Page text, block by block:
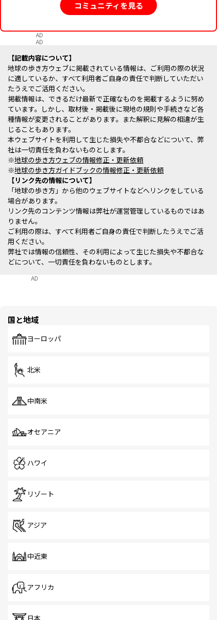
コミュニティを見る
AD
AD
記載内容について
地球の歩き方ウェブに掲載されている情報は、ご利用の際の状況
に適しているか、すべて利用者ご自身の責任で判断していただい
たうえでご活用ください。
掲載情報は、できるだけ最新で正確なものを掲載するように努め
ています。しかし、取材後・掲載後に現地の規則や手続きなど各
種情報が変更されることがあります。また解釈に見解の相違が生
じることもあります。
本ウェブサイトを利用して生じた損失や不都合などについて、弊
社は一切責任を負わないものとします。
※地球の歩き方ウェブの情報修正・更新依頼
※地球の歩き方ガイドブックの情報修正・更新依頼
リンク先の情報について
「地球の歩き方」から他のウェブサイトなどへリンクをしている
場合があります。
リンク先のコンテンツ情報は弊社が運営管理しているものではあ
りません。
ご利用の際は、すべて利用者ご自身の責任で判断したうえでご活
用ください。
弊社では情報の信頼性、その利用によって生じた損失や不都合な
どについて、一切責任を負わないものとします。
AD
国と地域
ヨーロッパ
北米
中南米
オセアニア
ハワイ
リゾート
アジア
中近東
アフリカ